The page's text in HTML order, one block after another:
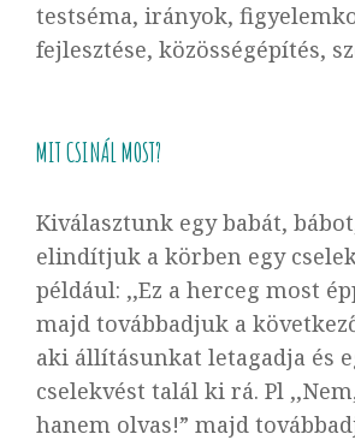
testséma, irányok,
fejlesztése, közösségépítés,
MIT CSINÁL MOST?
Kiválasztunk egy babát,
elindítjuk a körben egy
például: ,,Ez a herceg most
majd továbbadjuk a
aki állításunkat letagadja és
cselekvést talál ki rá. Pl
hanem olvas!” majd